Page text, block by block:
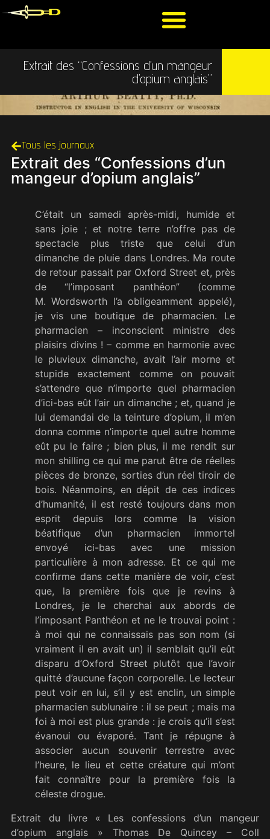
Extrait des “Confessions d’un mangeur
d’opium anglais”
Tous les journaux
Extrait des “Confessions d’un
mangeur d’opium anglais”
C’était un samedi après-midi, humide et
sans joie ; et notre terre n’offre pas de
spectacle plus triste que celui d’un
dimanche de pluie dans Londres. Ma route
de retour passait par Oxford Street et, près
de “l’imposant panthéon” (comme
M. Wordsworth l’a obligeamment appelé),
je vis une boutique de pharmacien. Le
pharmacien – inconscient ministre des
plaisirs divins ! – comme en harmonie avec
le pluvieux dimanche, avait l’air morne et
stupide exactement comme on pouvait
s’attendre que n’importe quel pharmacien
d’ici-bas eût l’air un dimanche ; et, quand je
lui demandai de la teinture d’opium, il m’en
donna comme n’importe quel autre homme
eût pu le faire ; bien plus, il me rendit sur
mon shilling ce qui me parut être de réelles
pièces de bronze, sorties d’un réel tiroir de
bois. Néanmoins, en dépit de ces indices
d’humanité, il est resté toujours dans mon
esprit depuis lors comme la vision
béatifique d’un pharmacien immortel
envoyé ici-bas avec une mission
particulière à mon adresse. Et ce qui me
confirme dans cette manière de voir, c’est
que, la première fois que je revins à
Londres, je le cherchai aux abords de
l’imposant Panthéon et ne le trouvai point :
à moi qui ne connaissais pas son nom (si
vraiment il en avait un) il semblait qu’il eût
disparu d’Oxford Street plutôt que l’avoir
quitté d’aucune façon corporelle. Le lecteur
peut voir en lui, s’il y est enclin, un simple
pharmacien sublunaire : il se peut ; mais ma
foi à moi est plus grande : je crois qu’il s’est
évanoui ou évaporé. Tant je répugne à
associer aucun souvenir terrestre avec
l’heure, le lieu et cette créature qui m’ont
fait connaître pour la première fois la
céleste drogue.
Extrait du livre « Les confessions d’un mangeur
d’opium anglais » Thomas De Quincey – Coll